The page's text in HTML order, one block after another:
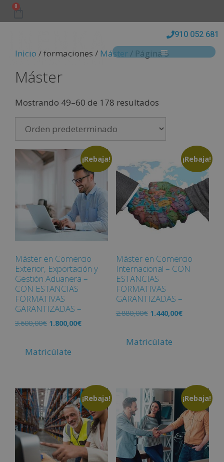
0
910 052 681
Inicio / formaciones / Máster / Página 5
Máster
Mostrando 49–60 de 178 resultados
¡Rebaja!
Máster en Comercio
Exterior, Exportación y
Gestión Aduanera –
CON ESTANCIAS
FORMATIVAS
GARANTIZADAS –
3.600,00€ 1.800,00€
Matricúlate
¡Rebaja!
Máster en Comercio
Internacional – CON
ESTANCIAS
FORMATIVAS
GARANTIZADAS –
2.880,00€ 1.440,00€
Matricúlate
¡Rebaja! ¡Rebaja!